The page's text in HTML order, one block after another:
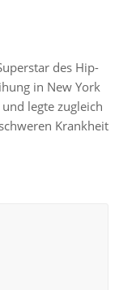
des Hip-
in New York
legte zugleich
Krankheit